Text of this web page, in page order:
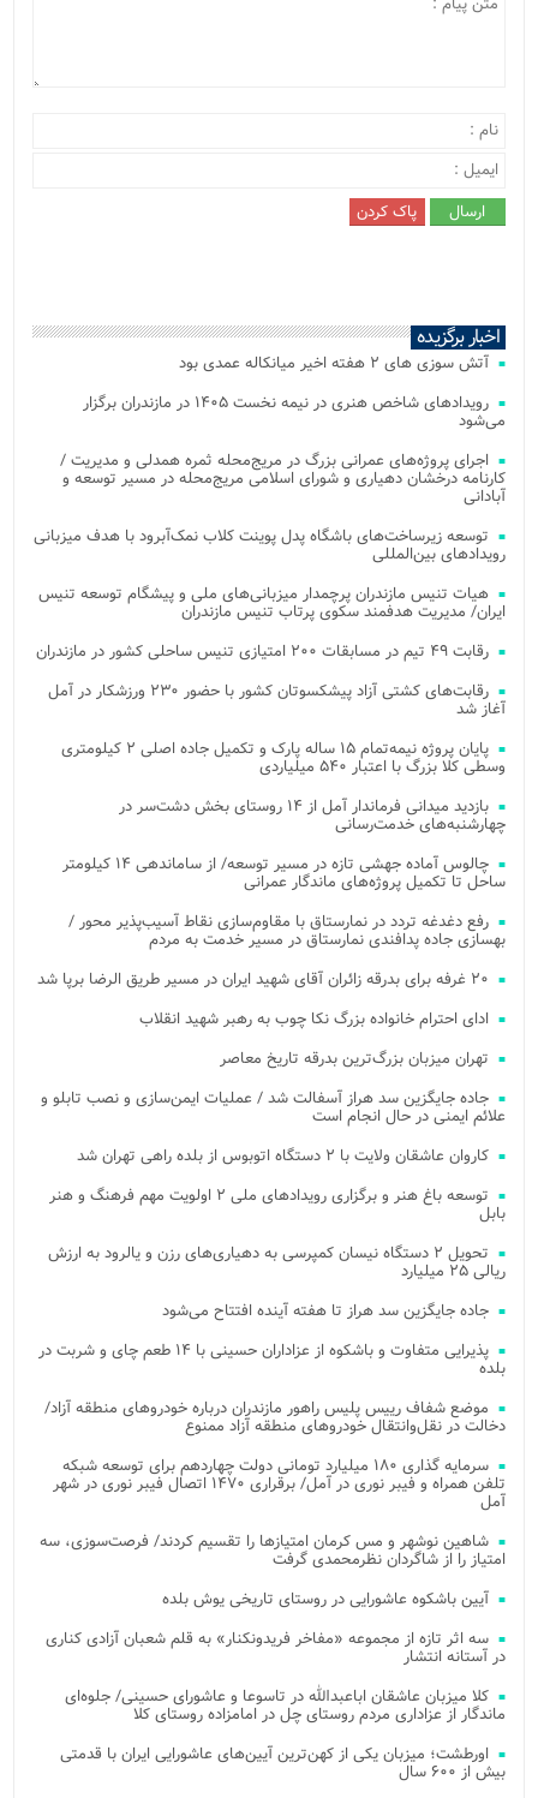
اخبار برگزیده
آتش‌ سوزی‌ های ۲ هفته اخیر میانکاله عمدی بود
رویدادهای شاخص هنری در نیمه نخست ۱۴۰۵ در مازندران برگزار
می‌شود
اجرای پروژه‌های عمرانی بزرگ در مریج‌محله ثمره همدلی و مدیریت /
کارنامه درخشان دهیاری و شورای اسلامی مریج‌محله در مسیر توسعه و
آبادانی
توسعه زیرساخت‌های باشگاه پدل پوینت کلاب نمک‌آبرود با هدف میزبانی
رویدادهای بین‌المللی
هیات تنیس مازندران پرچمدار میزبانی‌های ملی و پیشگام توسعه تنیس
ایران/ مدیریت هدفمند سکوی پرتاب تنیس مازندران
رقابت ۴۹ تیم در مسابقات ۲۰۰ امتیازی تنیس ساحلی کشور در مازندران
رقابت‌های کشتی آزاد پیشکسوتان کشور با حضور ۲۳۰ ورزشکار در آمل
آغاز شد
پایان پروژه نیمه‌تمام ۱۵ ساله پارک و تکمیل جاده اصلی ۲ کیلومتری
وسطی کلا بزرگ با اعتبار ۵۴۰ میلیاردی
بازدید میدانی فرماندار آمل از ۱۴ روستای بخش دشت‌سر در
چهارشنبه‌های خدمت‌رسانی
چالوس آماده جهشی تازه در مسیر توسعه/ از ساماندهی ۱۴ کیلومتر
ساحل تا تکمیل پروژه‌های ماندگار عمرانی
رفع دغدغه تردد در نمارستاق با مقاوم‌سازی نقاط آسیب‌پذیر محور /
بهسازی جاده پدافندی نمارستاق در مسیر خدمت به مردم
۲۰ غرفه برای بدرقه زائران آقای شهید ایران در مسیر طریق الرضا برپا شد
ادای احترام خانواده بزرگ نکا چوب به رهبر شهید انقلاب
تهران میزبان بزرگ‌ترین بدرقه تاریخ معاصر
جاده جایگزین سد هراز آسفالت شد / عملیات ایمن‌سازی و نصب تابلو و
علائم ایمنی در حال انجام است
کاروان عاشقان ولایت با ۲ دستگاه اتوبوس از بلده راهی تهران شد
توسعه باغ هنر و برگزاری رویدادهای ملی ۲ اولویت مهم فرهنگ و هنر
بابل
تحویل ۲ دستگاه نیسان کمپرسی به دهیاری‌های رزن و یالرود به ارزش
ریالی ۲۵ میلیارد
جاده جایگزین سد هراز تا هفته آینده افتتاح می‌شود
پذیرایی متفاوت و باشکوه از عزاداران حسینی با ۱۴ طعم چای و شربت در
بلده
موضع شفاف رییس پلیس راهور مازندران درباره خودروهای منطقه آزاد/
دخالت در نقل‌وانتقال خودروهای منطقه آزاد ممنوع
سرمایه گذاری ۱۸۰ میلیارد تومانی دولت چهاردهم برای توسعه شبکه
تلفن همراه و فیبر نوری در آمل/ برقراری ۱۴۷۰ اتصال فیبر نوری در شهر
آمل
شاهین نوشهر و مس کرمان امتیازها را تقسیم کردند/ فرصت‌سوزی، سه
امتیاز را از شاگردان نظرمحمدی گرفت
آیین باشکوه عاشورایی در روستای تاریخی یوش بلده
سه اثر تازه از مجموعه «مفاخر فریدونکنار» به قلم شعبان آزادی کناری
در آستانه انتشار
کلا میزبان عاشقان اباعبدالله در تاسوعا و عاشورای حسینی/ جلوه‌ای
ماندگار از عزاداری مردم روستای چل در امامزاده روستای کلا
اورطشت؛ میزبان یکی از کهن‌ترین آیین‌های عاشورایی ایران با قدمتی
بیش از ۶۰۰ سال